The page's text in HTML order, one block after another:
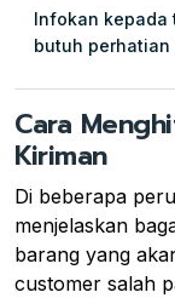
Infokan kepada
butuh perhatian
Cara
Kiriman
Di beberapa
menjelaskan
barang yang
customer salah